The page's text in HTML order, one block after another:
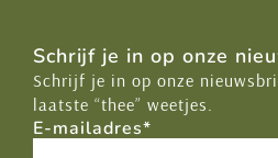
Schrijf je in op onze
Schrijf je in op onze
laatste “thee” weetjes.
E-mailadres*